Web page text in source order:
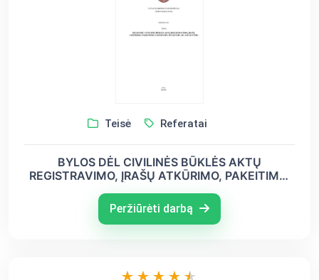
Teisė Referatai
BYLOS DĖL CIVILINĖS BŪKLĖS AKTŲ
REGISTRAVIMO, ĮRAŠŲ ATKŪRIMO, PAKEITIMO,
Peržiūrėti darbą